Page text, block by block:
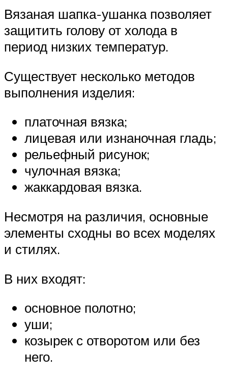
Вязаная шапка-ушанка позволяет
защитить голову от холода в
период низких температур.
Существует несколько методов
выполнения изделия:
платочная вязка;
лицевая или изнаночная гладь;
рельефный рисунок;
чулочная вязка;
жаккардовая вязка.
Несмотря на различия, основные
элементы сходны во всех моделях
и стилях.
В них входят:
основное полотно;
уши;
козырек с отворотом или без
него.